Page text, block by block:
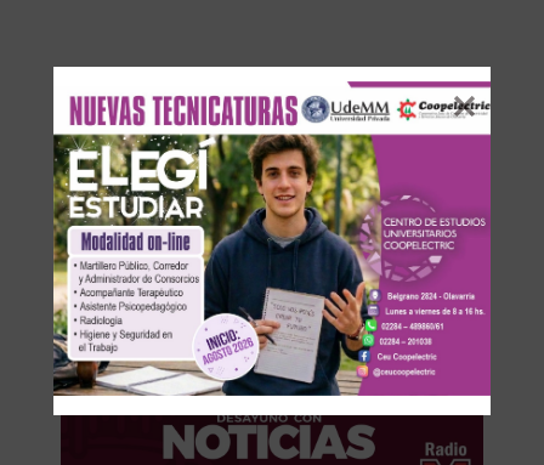
Los comentarios están cerrados.